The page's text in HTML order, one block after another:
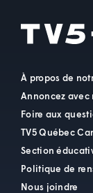
À propos de
Annoncez avec
Foire aux
TV5 Québec
Section
Politique de
Nous joindre